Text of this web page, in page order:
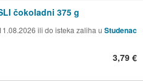
čokoladni 375 g
ili do isteka zaliha u Studenac
3,79 €